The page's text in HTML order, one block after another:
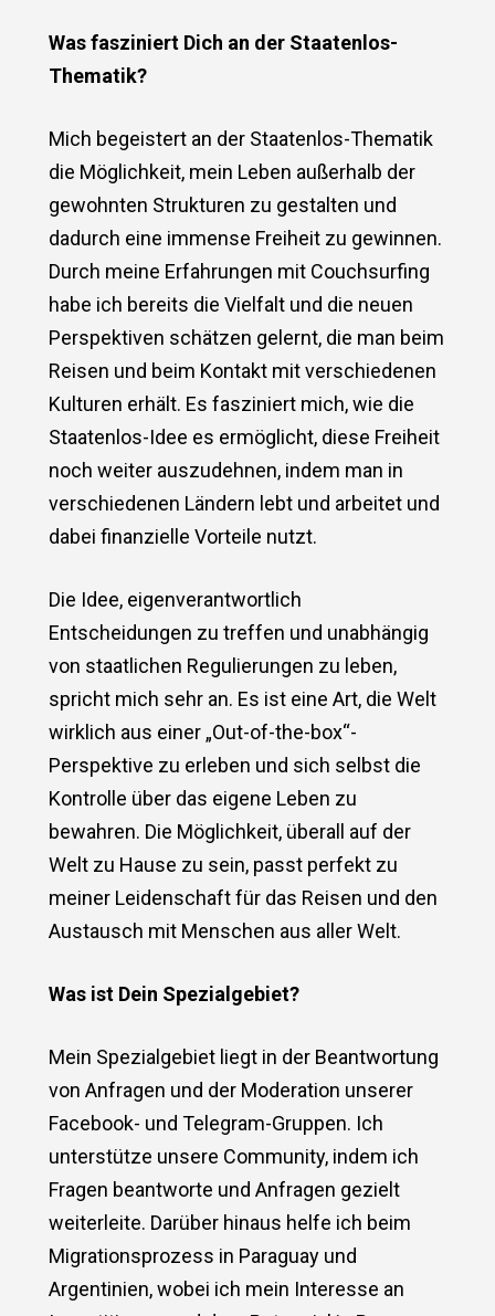
Was fasziniert Dich an der Staatenlos-
Thematik?
Mich begeistert an der Staatenlos-Thematik
die Möglichkeit, mein Leben außerhalb der
gewohnten Strukturen zu gestalten und
dadurch eine immense Freiheit zu gewinnen.
Durch meine Erfahrungen mit Couchsurfing
habe ich bereits die Vielfalt und die neuen
Perspektiven schätzen gelernt, die man beim
Reisen und beim Kontakt mit verschiedenen
Kulturen erhält. Es fasziniert mich, wie die
Staatenlos-Idee es ermöglicht, diese Freiheit
noch weiter auszudehnen, indem man in
verschiedenen Ländern lebt und arbeitet und
dabei finanzielle Vorteile nutzt.
Die Idee, eigenverantwortlich
Entscheidungen zu treffen und unabhängig
von staatlichen Regulierungen zu leben,
spricht mich sehr an. Es ist eine Art, die Welt
wirklich aus einer „Out-of-the-box“-
Perspektive zu erleben und sich selbst die
Kontrolle über das eigene Leben zu
bewahren. Die Möglichkeit, überall auf der
Welt zu Hause zu sein, passt perfekt zu
meiner Leidenschaft für das Reisen und den
Austausch mit Menschen aus aller Welt.
Was ist Dein Spezialgebiet?
Mein Spezialgebiet liegt in der Beantwortung
von Anfragen und der Moderation unserer
Facebook- und Telegram-Gruppen. Ich
unterstütze unsere Community, indem ich
Fragen beantworte und Anfragen gezielt
weiterleite. Darüber hinaus helfe ich beim
Migrationsprozess in Paraguay und
Argentinien, wobei ich mein Interesse an